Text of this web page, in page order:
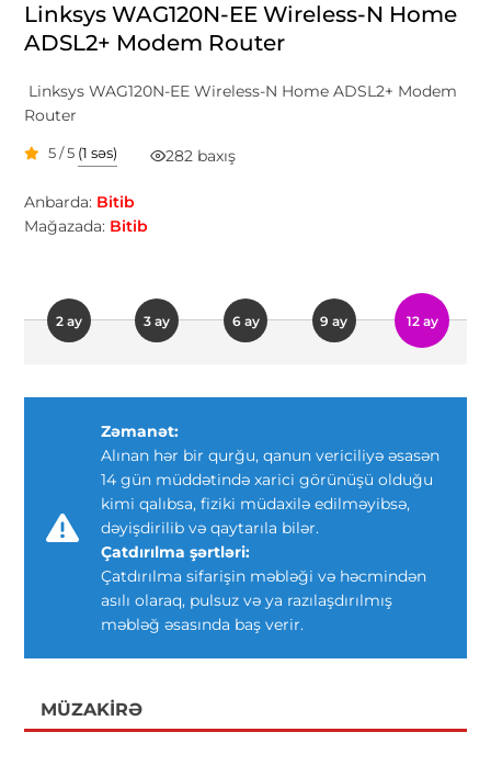
Linksys WAG120N-EE Wireless-N Home
ADSL2+ Modem Router
Linksys WAG120N-EE Wireless-N Home ADSL2+ Modem
Router
5 / 5 (1 səs) 282 baxış
Anbarda: Bitib
Mağazada: Bitib
2 ay 3 ay 6 ay 9 ay 12 ay
Zəmanət:
Alınan hər bir qurğu, qanun vericiliyə əsasən
14 gün müddətində xarici görünüşü olduğu
kimi qalıbsa, fiziki müdaxilə edilməyibsə,
dəyişdirilib və qaytarıla bilər.
Çatdırılma şərtləri:
Çatdırılma sifarişin məbləği və həcmindən
asılı olaraq, pulsuz və ya razılaşdırılmış
məbləğ əsasında baş verir.
MÜZAKIRƏ